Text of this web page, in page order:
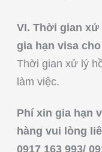
VI. Thời gian
gia hạn visa
Thời gian xử lý
làm việc.
Phí xin gia hạn
hàng vui lòng
0917 163 993/